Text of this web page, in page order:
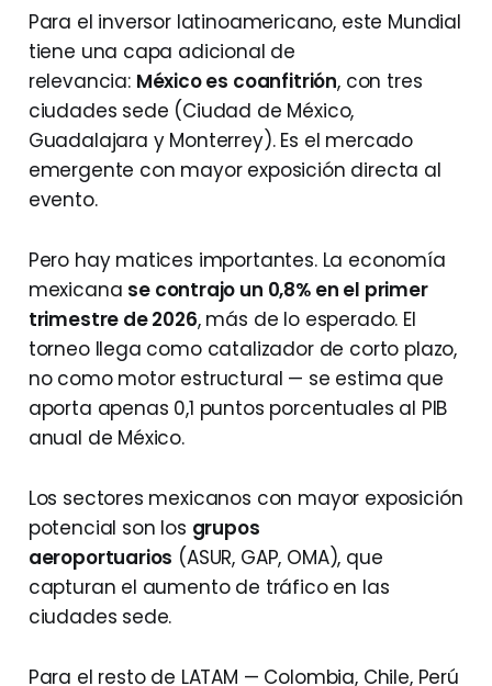
Para el inversor latinoamericano, este Mundial
tiene una capa adicional de
relevancia: México es coanfitrión, con tres
ciudades sede (Ciudad de México,
Guadalajara y Monterrey). Es el mercado
emergente con mayor exposición directa al
evento.
Pero hay matices importantes. La economía
mexicana se contrajo un 0,8% en el primer
trimestre de 2026, más de lo esperado. El
torneo llega como catalizador de corto plazo,
no como motor estructural — se estima que
aporta apenas 0,1 puntos porcentuales al PIB
anual de México.
Los sectores mexicanos con mayor exposición
potencial son los grupos
aeroportuarios (ASUR, GAP, OMA), que
capturan el aumento de tráfico en las
ciudades sede.
Para el resto de LATAM — Colombia, Chile, Perú